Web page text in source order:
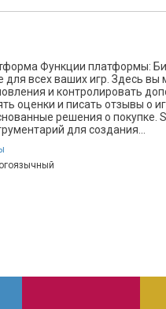
Функции платформы:
всех ваших игр. Здесь
и контролировать
оценки и писать отзывы о
решения о покупке.
для создания...